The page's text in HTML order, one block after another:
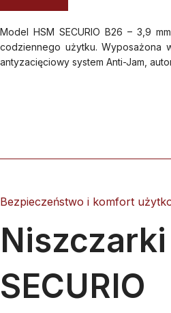
Model HSM SECURIO B26 – 3,9
codziennego użytku. Wyposażona
antyzacięciowy system Anti-Jam,
Bezpieczeństwo i komfort
SECURIO